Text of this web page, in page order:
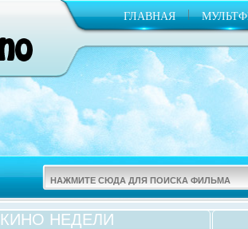
ГЛАВНАЯ |
КИНО НЕДЕЛИ